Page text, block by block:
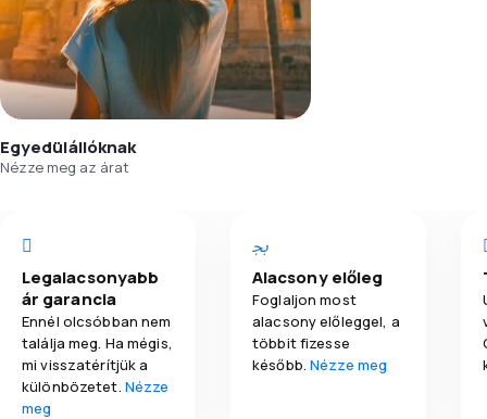
Egyedülállóknak
Nézze meg az árat
Legalacsonyabb
ár garancia
Ennél olcsóbban nem
találja meg. Ha mégis,
mi visszatérítjük a
különbözetet. Nézze
meg
Alacsony előleg
Foglaljon most
alacsony előleggel, a
többit fizesse
később.Nézze meg